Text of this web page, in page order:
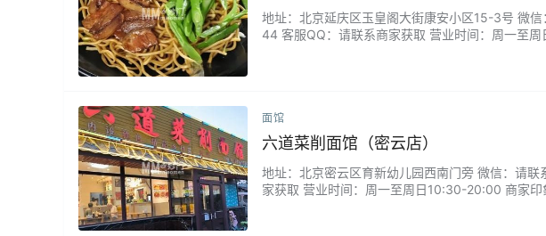
地址：北京延庆区玉皇阁大街康安小区15-3号 微
44 客服QQ：请联系商家获取 营业时间：周一至
面馆
六道菜削面馆（密云店）
地址：北京密云区育新幼儿园西南门旁 微信：请
家获取 营业时间：周一至周日10:30-20:00 商家